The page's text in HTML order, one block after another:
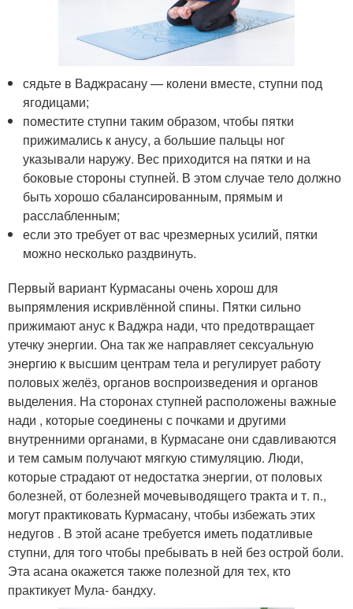
сядьте в Ваджрасану — колени вместе, ступни под
ягодицами;
поместите ступни таким образом, чтобы пятки
прижимались к анусу, а большие пальцы ног
указывали наружу. Вес приходится на пятки и на
боковые стороны ступней. В этом случае тело должно
быть хорошо сбалансированным, прямым и
расслабленным;
если это требует от вас чрезмерных усилий, пятки
можно несколько раздвинуть.
Первый вариант Курмасаны очень хорош для
выпрямления искривлённой спины. Пятки сильно
прижимают анус к Ваджра нади, что предотвращает
утечку энергии. Она так же направляет сексуальную
энергию к высшим центрам тела и регулирует работу
половых желёз, органов воспроизведения и органов
выделения. На сторонах ступней расположены важные
нади , которые соединены с почками и другими
внутренними органами, в Курмасане они сдавливаются
и тем самым получают мягкую стимуляцию. Люди,
которые страдают от недостатка энергии, от половых
болезней, от болезней мочевыводящего тракта и т. п.,
могут практиковать Курмасану, чтобы избежать этих
недугов . В этой асане требуется иметь податливые
ступни, для того чтобы пребывать в ней без острой боли.
Эта асана окажется также полезной для тех, кто
практикует Мула- бандху.